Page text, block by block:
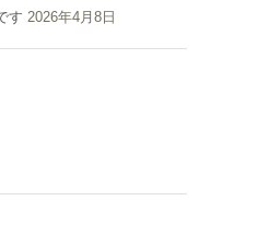
す 2026年4月8日